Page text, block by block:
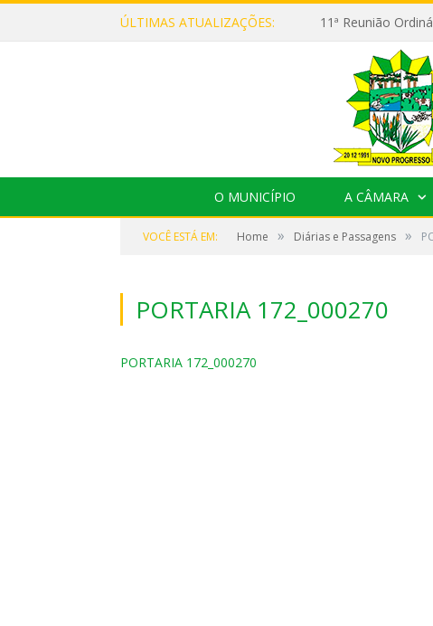
ÚLTIMAS ATUALIZAÇÕES:
O MUNICÍPIO A CÂMARA
VOCÊ ESTÁ EM: Home » Diárias e Passagens »
PORTARIA 172_000270
PORTARIA 172_000270